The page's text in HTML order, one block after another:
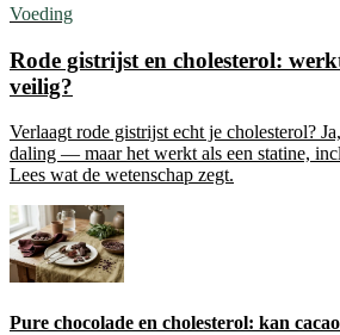
Voeding
Rode gistrijst en cholesterol:
veilig?
Verlaagt rode gistrijst echt je cholesterol?
daling — maar het werkt als een statine,
Lees wat de wetenschap zegt.
Pure chocolade en cholesterol: kan